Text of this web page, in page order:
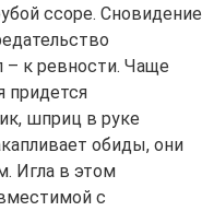
ссоре. Сновидение
к ревности. Чаще
придется
шприц в руке
обиды, они
Игла в этом
с